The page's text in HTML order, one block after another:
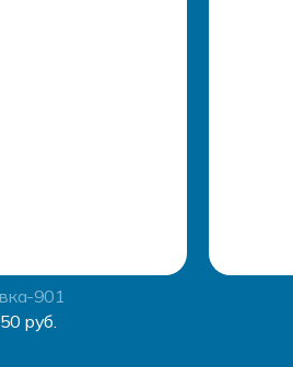
901
руб.